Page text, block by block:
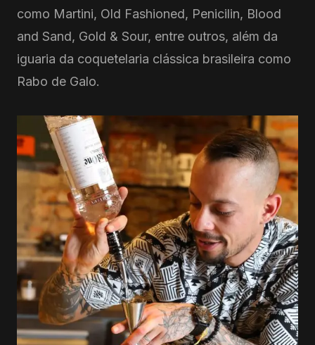
como Martini, Old Fashioned, Penicilin, Blood
and Sand, Gold & Sour, entre outros, além da
iguaria da coquetelaria clássica brasileira como
Rabo de Galo.